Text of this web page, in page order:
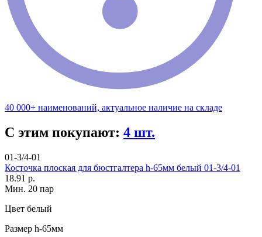
40 000+ наименований, актуальное наличие на складе
С этим покупают: 4 шт.
01-3/4-01
Косточка плоская для бюстгалтера h-65мм белый 01-3/4-01
18.91 р.
Мин. 20 пар
Цвет белый
Размер h-65мм